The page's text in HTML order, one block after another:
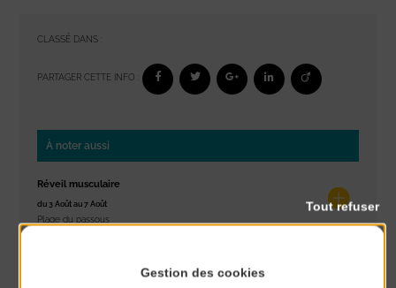
CLASSÉ DANS :
PARTAGER CETTE INFO :
À noter aussi
Réveil musculaire
du 3 Août au 7 Août
Plage du passous
Gestion des cookies
Tout refuser